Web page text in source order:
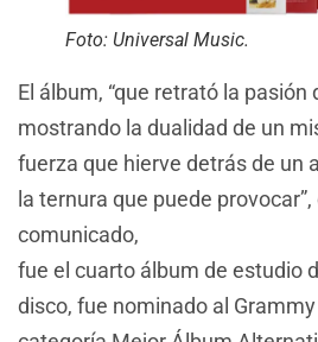
Foto: Universal Music.
El álbum, “que retrató la pasión
mostrando la dualidad de un
fuerza que hierve detrás de un
la ternura que puede
comunicado,
fue el cuarto álbum de estudio
disco, fue nominado al